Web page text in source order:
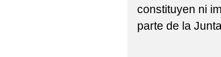
constituyen ni
parte de la